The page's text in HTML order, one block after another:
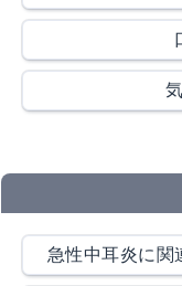
急性中耳炎に関